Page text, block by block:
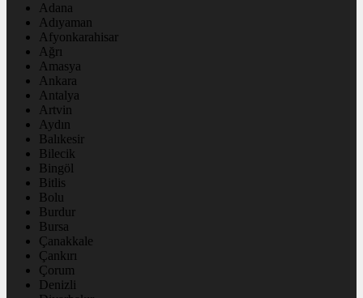
Adana
Adıyaman
Afyonkarahisar
Ağrı
Amasya
Ankara
Antalya
Artvin
Aydın
Balıkesir
Bilecik
Bingöl
Bitlis
Bolu
Burdur
Bursa
Çanakkale
Çankırı
Çorum
Denizli